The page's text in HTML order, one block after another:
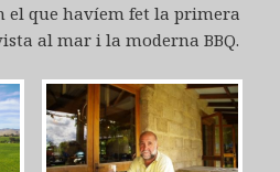
que havíem fet la primera
al mar i la moderna BBQ.